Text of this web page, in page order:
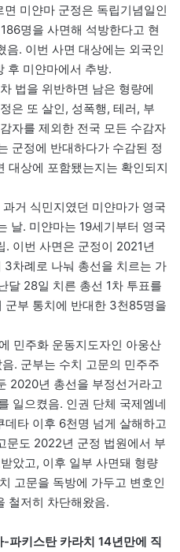
미얀마 군정은 독립기념일인
명을 사면해 석방한다고 현
음. 이번 사면 대상에는 외국인
후 미얀마에서 추방.
법을 위반하면 남은 형량에
은 또 살인, 성폭행, 테러, 부
자를 제외한 전국 모든 수감자
군정에 반대하다가 수감된 정
대상에 포함됐는지는 확인되지
거 식민지였던 미얀마가 영국
날. 미얀마는 19세기부터 영국
이번 사면은 군정이 2021년
차례로 나눠 총선을 치르는 가
달 28일 치른 총선 1차 투표를
군부 통치에 반대한 3천85명을
민주화 운동지도자인 아웅산
. 군부는 수치 고문의 민주주
2020년 총선을 부정선거라고
일으켰음. 인권 단체 국제엠네
타 이후 6천명 넘게 살해하고
문도 2022년 군정 법원에서 부
았고, 이후 일부 사면돼 형량
고문을 독방에 가두고 변호인
철저히 차단해왔음.
파키스탄 카라치 14년만에 직